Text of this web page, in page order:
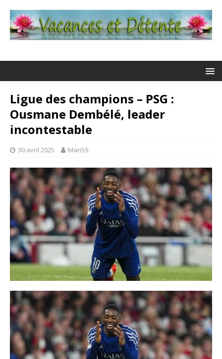
Ligue des champions – PSG :
Ousmane Dembélé, leader
incontestable
30 avril 2025 Mari59